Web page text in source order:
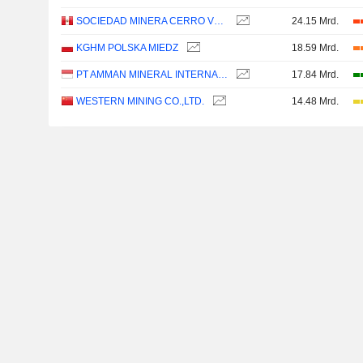
SOCIEDAD MINERA CERRO VERDE S.A.A. 24.15 Mrd.
KGHM POLSKA MIEDZ 18.59 Mrd.
PT AMMAN MINERAL INTERNASIONAL TBK 17.84 Mrd.
WESTERN MINING CO.,LTD. 14.48 Mrd.